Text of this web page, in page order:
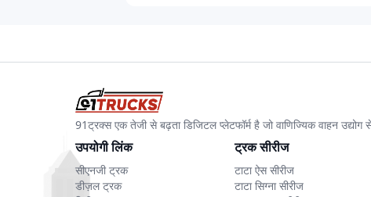
91ट्रक्स एक तेजी से बढ़ता डिजिटल प्लेटफॉर्म है जो वाणिज्यिक वाहन
उपयोगी लिंक
सीएनजी ट्रक
डीज़ल ट्रक
ट्रक सीरीज
टाटा ऐस सीरीज
टाटा सिग्ना सीरीज